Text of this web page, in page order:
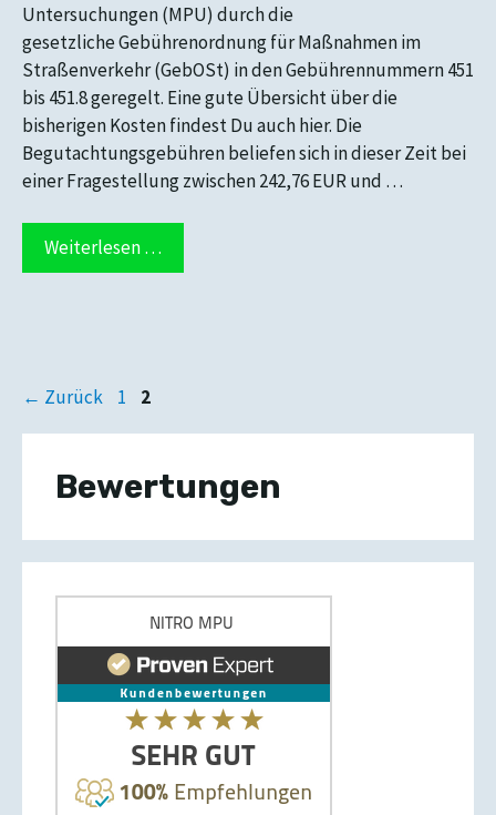
Untersuchungen (MPU) durch die
gesetzliche Gebührenordnung für Maßnahmen im
Straßenverkehr (GebOSt) in den Gebührennummern 451
bis 451.8 geregelt. Eine gute Übersicht über die
bisherigen Kosten findest Du auch hier. Die
Begutachtungsgebühren beliefen sich in dieser Zeit bei
einer Fragestellung zwischen 242,76 EUR und …
Weiterlesen …
← Zurück Seite
1 Seite
2
Bewertungen